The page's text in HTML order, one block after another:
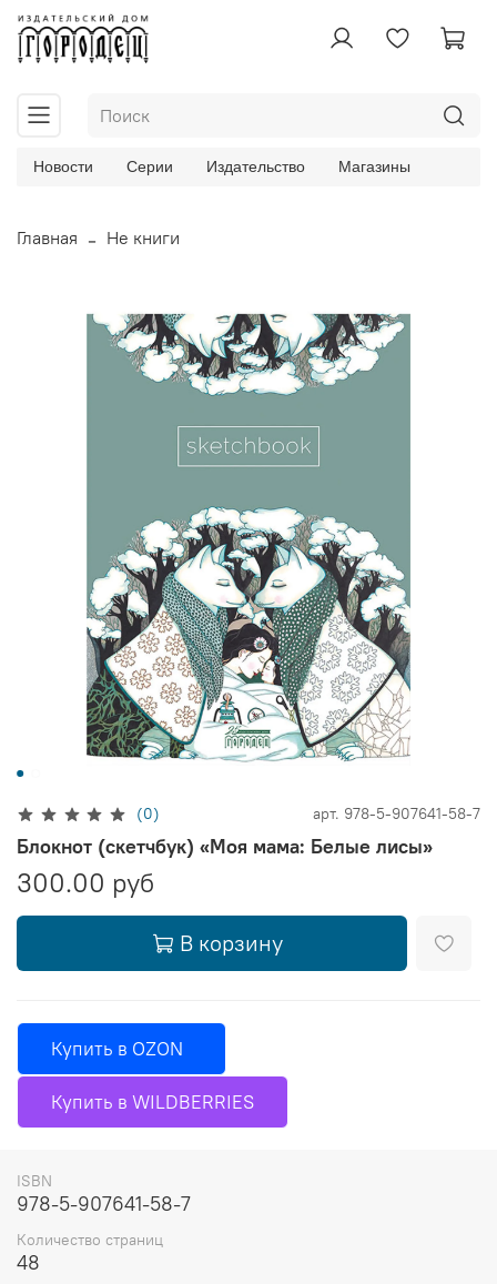
Новости Серии Издательство Магазины
Главная Не книги
(0) арт. 978-5-907641-58-7
Блокнот (скетчбук) «Моя мама: Белые лисы»
300.00 руб
В корзину
Купить в OZON
Купить в WILDBERRIES
ISBN
978-5-907641-58-7
Количество страниц
48